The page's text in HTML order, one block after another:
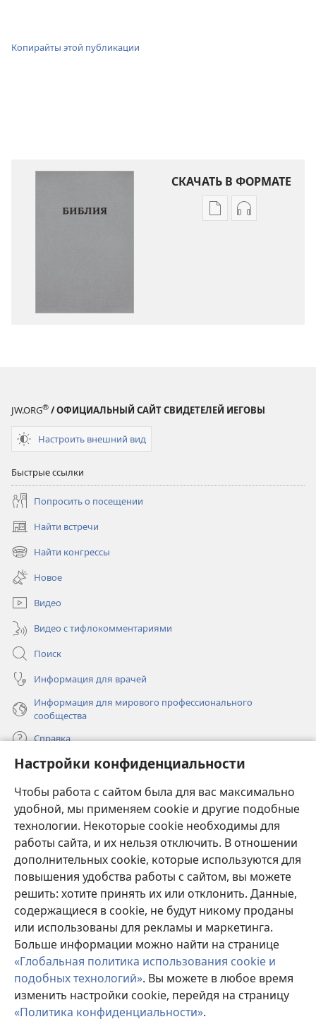
Настройки конфиденциальности
Чтобы работа с сайтом была для вас максимально
удобной, мы применяем cookie и другие подобные
технологии. Некоторые cookie необходимы для
работы сайта, и их нельзя отключить. В отношении
дополнительных cookie, которые используются для
повышения удобства работы с сайтом, вы можете
решить: хотите принять их или отклонить. Данные,
содержащиеся в cookie, не будут никому проданы
или использованы для рекламы и маркетинга.
Больше информации можно найти на странице
«Глобальная политика использования cookie и
подобных технологий». Вы можете в любое время
изменить настройки cookie, перейдя на страницу
«Политика конфиденциальности».
Копирайты этой публикации
СКАЧАТЬ В ФОРМАТЕ
ВариантыВарианты
JW.ORG® / ОФИЦИАЛЬНЫЙ САЙТ СВИДЕТЕЛЕЙ ИЕГОВЫ
Настроить внешний вид
Быстрые ссылки
Попросить о посещении
Найти встречи
(открывается
в
новом
окне)
Найти конгрессы
(открывается
новом
окне)
Новое
Видео
Видео с тифлокомментариями
Поиск
Информация для врачей
Информация для мирового профессионального
сообщества
Справка
Пожертвования
в
новом
окне)
ОНЛАЙН-БИБЛИОТЕКА Сторожевой башни
(открывается
новом
окне)
JW Hub®
(открывается
в
новом
окне)
JW Library ®
Watchtower Library
Copyright© 2026 Watch Tower Bible and Tract Society of Pennsylvania.
УСЛОВИЯ ИСПОЛЬЗОВАНИЯ|ПОЛИТИКА
КОНФИДЕНЦИАЛЬНОСТИ|НАСТРОЙКИ
КОНФИДЕНЦИАЛЬНОСТИ